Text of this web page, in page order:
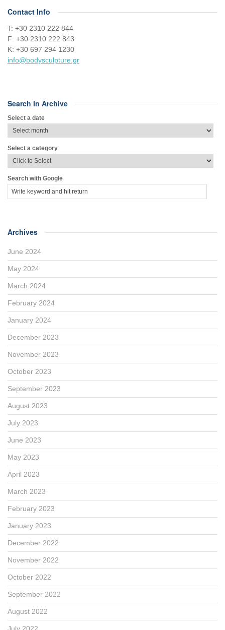
Contact Info
Τ: +30 2310 222 844
F: +30 2310 222 843
Κ: +30 697 294 1230
info@bodysculpture.gr
Search In Archive
Select a date
Select a category
Search with Google
Archives
June 2024
May 2024
March 2024
February 2024
January 2024
December 2023
November 2023
October 2023
September 2023
August 2023
July 2023
June 2023
May 2023
April 2023
March 2023
February 2023
January 2023
December 2022
November 2022
October 2022
September 2022
August 2022
July 2022